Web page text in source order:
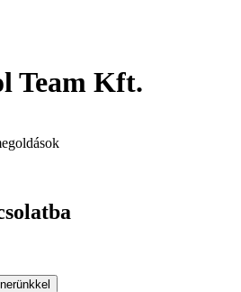
Team Kft.